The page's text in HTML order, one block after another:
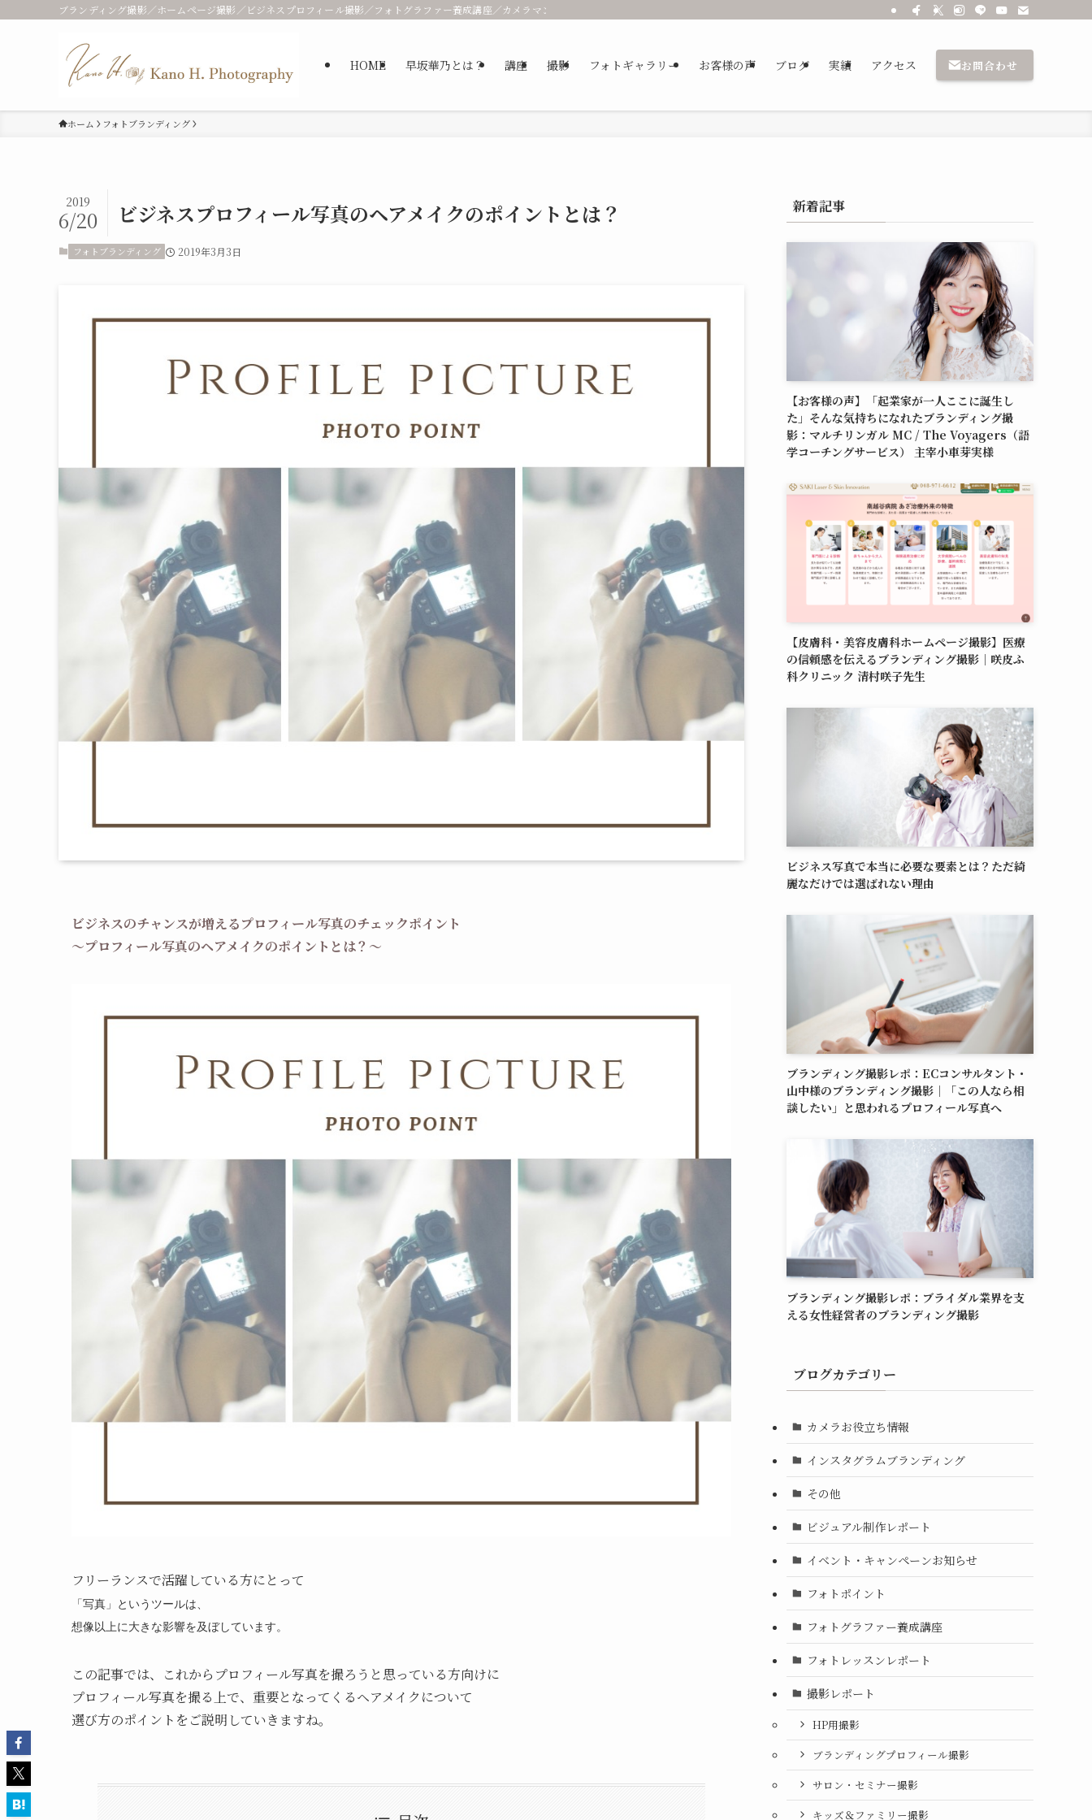
ブランディング撮影／ホームページ撮影／ビジネスプロフィール撮影／フォトグラファー養成講座／カメラマン／パーソナルブランディング 早坂華乃
HOME 早坂華乃とは？ 講座 撮影 フォトギャラリー お客様の声 ブログ 実績 アクセス お問合わせ
ホーム フォトブランディング
ビジネスプロフィール写真のヘアメイクのポイントとは？
2019
6/20
フォトブランディング 2019年3月3日
ビジネスのチャンスが増えるプロフィール写真のチェックポイント
～プロフィール写真のヘアメイクのポイントとは？ ～
フリーランスで活躍している方にとって
「写真」というツールは、
想像以上に大きな影響を及ぼしています。
この記事では、これからプロフィール写真を撮ろうと思っている方向けに
プロフィール写真を撮る上で、重要となってくるヘアメイクについて
選び方のポイントをご説明していきますね。
新着記事
【お客様の声】「起業家が一人ここに誕生し
た」そんな気持ちになれたブランディング撮
影：マルチリンガル MC / The Voyagers（語
学コーチングサービス） 主宰小車芽実様
【皮膚科・美容皮膚科ホームページ撮影】医療
の信頼感を伝えるブランディング撮影｜咲皮ふ
科クリニック 清村咲子先生
ビジネス写真で本当に必要な要素とは？ただ綺
麗なだけでは選ばれない理由
ブランディング撮影レポ：ECコンサルタント・
山中様のブランディング撮影｜「この人なら相
談したい」と思われるプロフィール写真へ
ブランディング撮影レポ：ブライダル業界を支
える女性経営者のブランディング撮影
ブログカテゴリー
カメラお役立ち情報
インスタグラムブランディング
その他
ビジュアル制作レポート
イベント・キャンペーンお知らせ
フォトポイント
フォトグラファー養成講座
フォトレッスンレポート
撮影レポート
HP用撮影
ブランディングプロフィール撮影
サロン・セミナー撮影
キッズ＆ファミリー撮影